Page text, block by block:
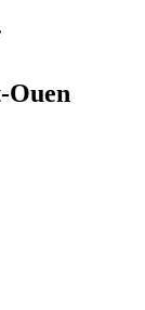
Ouen